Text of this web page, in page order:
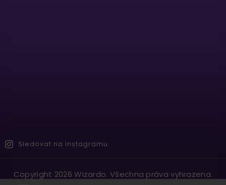
Sledovat na Instagramu
Copyright 2026Wizardo. Všechna práva vyhrazena.